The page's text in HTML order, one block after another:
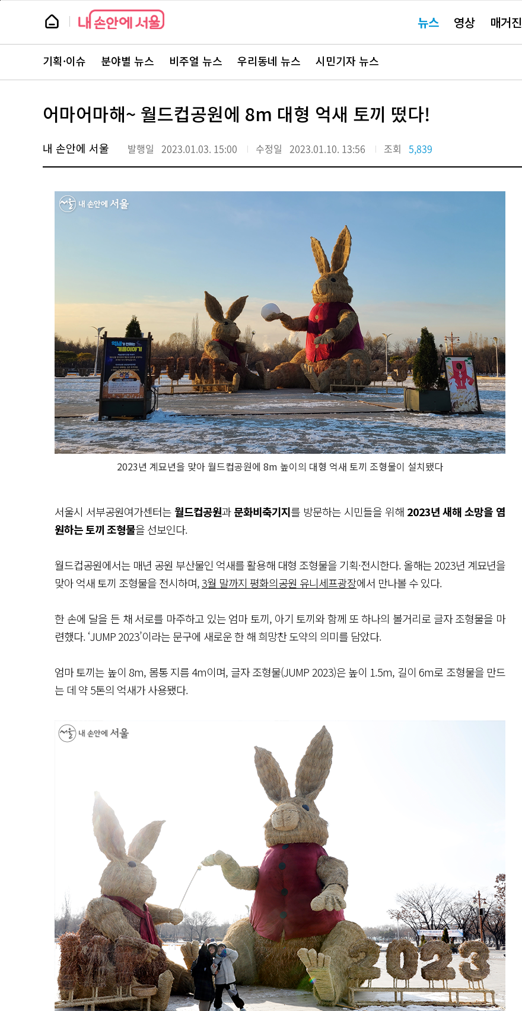
본
뉴
스 요뉴스 영상 매거진
뉴
스
주
서
바
로
기획·이슈 분야별 뉴스 비주얼 뉴스 우리동네 뉴스 시민기자 뉴스
어마어마해~ 월드컵공원에 8m 대형 억새 토끼 떴다!
내 손안에 서울 발행일 2023.01.03. 15:00 수정일 2023.01.10. 13:56 조회 5,839
2023년 계묘년을 맞아 월드컵공원에 8m 높이의 대형 억새 토끼 조형물이 설치됐다
서울시 서부공원여가센터는월드컵공원과문화비축기지를 방문하는 시민들을 위해 2023년 새해 소망을 염
원하는 토끼 조형물을 선보인다.
월드컵공원에서는 매년 공원 부산물인 억새를 활용해 대형 조형물을 기획·전시한다. 올해는 2023년 계묘년을
맞아 억새 토끼 조형물을 전시하며,3월 말까지 평화의공원 유니세프광장에서 만나볼 수 있다.
한 손에 달을 든 채 서로를 마주하고 있는 엄마 토끼, 아기 토끼와 함께 또 하나의 볼거리로 글자 조형물을 마
련했다. ‘JUMP 2023’이라는 문구에 새로운 한 해 희망찬 도약의 의미를 담았다.
엄마 토끼는 높이 8m, 몸통 지름 4m이며, 글자 조형물(JUMP 2023)은 높이 1.5m, 길이 6m로 조형물을 만드
는 데 약 5톤의 억새가 사용됐다.
페